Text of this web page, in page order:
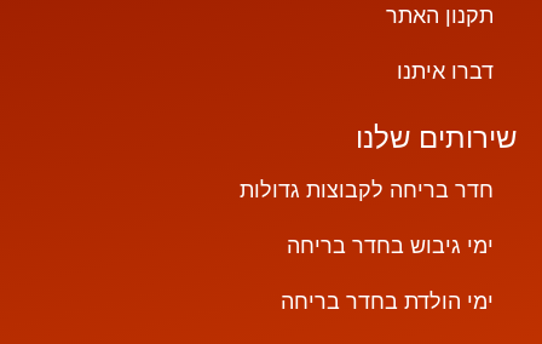
תקנון האתר
דברו איתנו
שירותים שלנו
חדר בריחה לקבוצות גדולות
ימי גיבוש בחדר בריחה
ימי הולדת בחדר בריחה